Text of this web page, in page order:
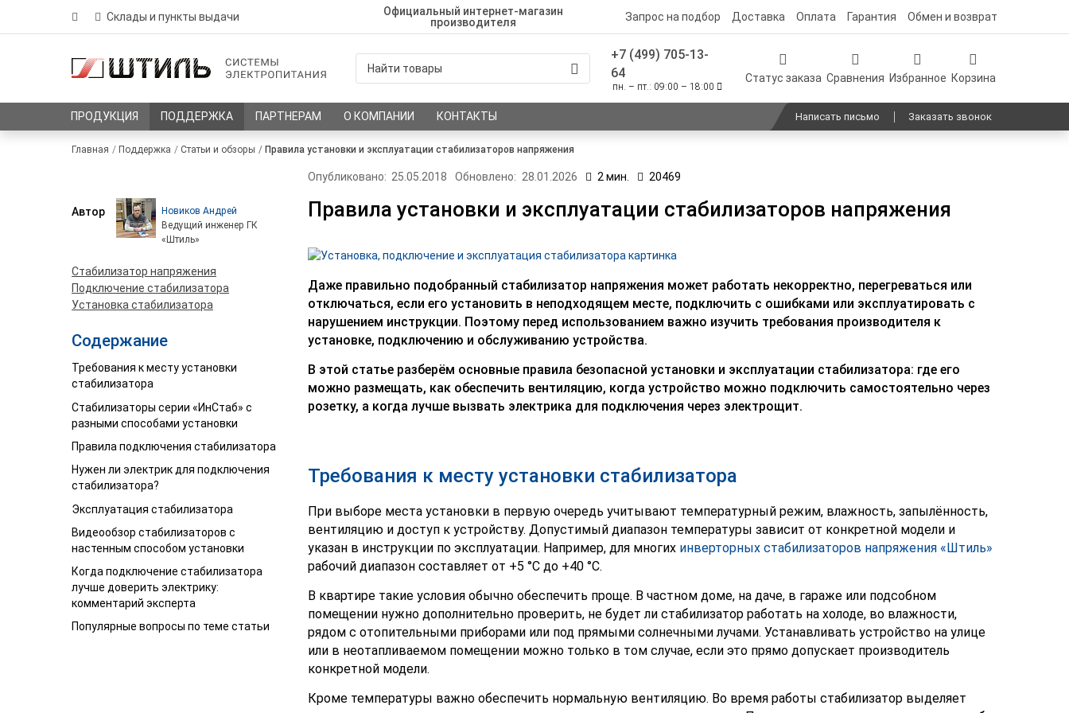
Склады и пункты выдачи
Официальный интернет-магазин
производителя
Запрос на подбор Доставка Оплата Гарантия Обмен и возврат
+7 (499) 705-13-
64
пн. – пт.: 09:00 – 18:00
Статус заказа Сравнения Избранное Корзина
ПРОДУКЦИЯ ПОДДЕРЖКА ПАРТНЕРАМ О КОМПАНИИ КОНТАКТЫ Написать письмо Заказать звонок
Главная Поддержка Статьи и обзоры Правила установки и эксплуатации стабилизаторов напряжения
Опубликовано: 25.05.2018 Обновлено: 28.01.2026 2 мин. 20469
Правила установки и эксплуатации стабилизаторов напряжения
Даже правильно подобранный стабилизатор напряжения может работать некорректно, перегреваться или
отключаться, если его установить в неподходящем месте, подключить с ошибками или эксплуатировать с
нарушением инструкции. Поэтому перед использованием важно изучить требования производителя к
установке, подключению и обслуживанию устройства.
В этой статье разберём основные правила безопасной установки и эксплуатации стабилизатора: где его
можно размещать, как обеспечить вентиляцию, когда устройство можно подключить самостоятельно через
розетку, а когда лучше вызвать электрика для подключения через электрощит.
Требования к месту установки стабилизатора
При выборе места установки в первую очередь учитывают температурный режим, влажность, запылённость,
вентиляцию и доступ к устройству. Допустимый диапазон температуры зависит от конкретной модели и
указан в инструкции по эксплуатации. Например, для многих инверторных стабилизаторов напряжения «Штиль»
рабочий диапазон составляет от +5 °C до +40 °C.
В квартире такие условия обычно обеспечить проще. В частном доме, на даче, в гараже или подсобном
помещении нужно дополнительно проверить, не будет ли стабилизатор работать на холоде, во влажности,
рядом с отопительными приборами или под прямыми солнечными лучами. Устанавливать устройство на улице
или в неотапливаемом помещении можно только в том случае, если это прямо допускает производитель
конкретной модели.
Кроме температуры важно обеспечить нормальную вентиляцию. Во время работы стабилизатор выделяет
Автор
Новиков Андрей
Ведущий инженер ГК
«Штиль»
Стабилизатор напряжения
Подключение стабилизатора
Установка стабилизатора
Содержание
Требования к месту установки
стабилизатора
Стабилизаторы серии «ИнСтаб» с
разными способами установки
Правила подключения стабилизатора
Нужен ли электрик для подключения
стабилизатора?
Эксплуатация стабилизатора
Видеообзор стабилизаторов с
настенным способом установки
Когда подключение стабилизатора
лучше доверить электрику:
комментарий эксперта
Популярные вопросы по теме статьи